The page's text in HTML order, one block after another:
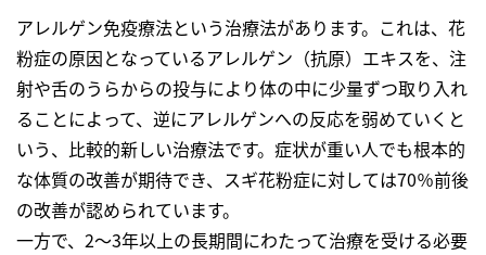
アレルゲン免疫療法という治療法があります。これは、花
粉症の原因となっているアレルゲン（抗原）エキスを、注
射や舌のうらからの投与により体の中に少量ずつ取り入れ
ることによって、逆にアレルゲンへの反応を弱めていくと
いう、比較的新しい治療法です。症状が重い人でも根本的
な体質の改善が期待でき、スギ花粉症に対しては70％前後
の改善が認められています。
一方で、2～3年以上の長期間にわたって治療を受ける必要